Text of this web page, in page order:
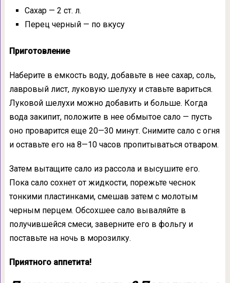
Сахар — 2 ст. л.
Перец черный — по вкусу
Приготовление
Наберите в емкость воду, добавьте в нее сахар, соль,
лавровый лист, луковую шелуху и ставьте вариться.
Луковой шелухи можно добавить и больше. Когда
вода закипит, положите в нее обмытое сало — пусть
оно проварится еще 20—30 минут. Снимите сало с огня
и оставьте его на 8—10 часов пропитываться отваром.
Затем вытащите сало из рассола и высушите его.
Пока сало сохнет от жидкости, порежьте чеснок
тонкими пластинками, смешав затем с молотым
черным перцем. Обсохшее сало вываляйте в
получившейся смеси, заверните его в фольгу и
поставьте на ночь в морозилку.
Приятного аппетита!